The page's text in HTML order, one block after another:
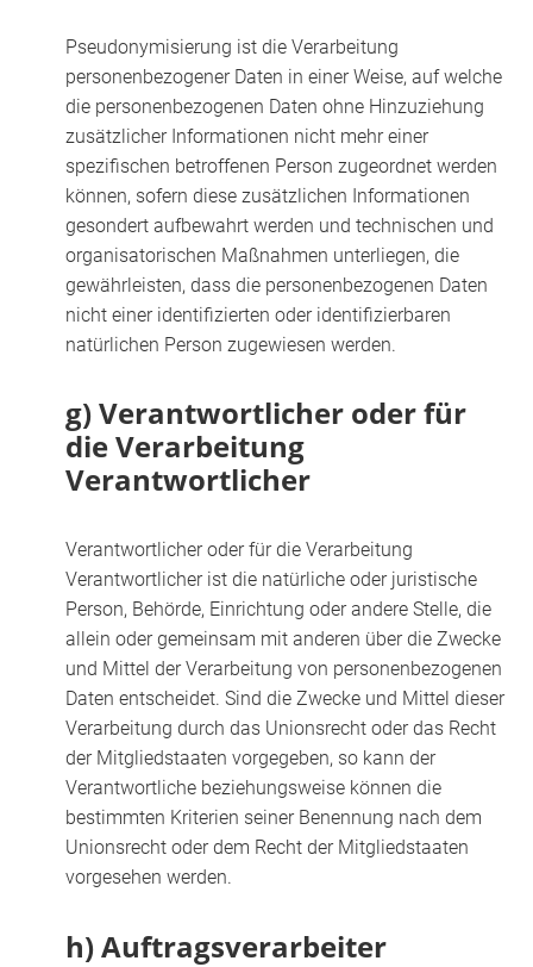
Pseudonymisierung ist die Verarbeitung
personenbezogener Daten in einer Weise, auf welche
die personenbezogenen Daten ohne Hinzuziehung
zusätzlicher Informationen nicht mehr einer
spezifischen betroffenen Person zugeordnet werden
können, sofern diese zusätzlichen Informationen
gesondert aufbewahrt werden und technischen und
organisatorischen Maßnahmen unterliegen, die
gewährleisten, dass die personenbezogenen Daten
nicht einer identifizierten oder identifizierbaren
natürlichen Person zugewiesen werden.
g) Verantwortlicher oder für
die Verarbeitung
Verantwortlicher
Verantwortlicher oder für die Verarbeitung
Verantwortlicher ist die natürliche oder juristische
Person, Behörde, Einrichtung oder andere Stelle, die
allein oder gemeinsam mit anderen über die Zwecke
und Mittel der Verarbeitung von personenbezogenen
Daten entscheidet. Sind die Zwecke und Mittel dieser
Verarbeitung durch das Unionsrecht oder das Recht
der Mitgliedstaaten vorgegeben, so kann der
Verantwortliche beziehungsweise können die
bestimmten Kriterien seiner Benennung nach dem
Unionsrecht oder dem Recht der Mitgliedstaaten
vorgesehen werden.
h) Auftragsverarbeiter